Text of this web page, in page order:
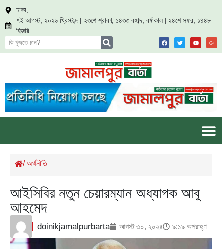
ঢাকা,
৭ই আগস্ট, ২০২৬ খ্রিস্টাব্দ | ২৩শে শ্রাবণ, ১৪৩৩ বঙ্গাব্দ, বর্ষাকাল | ২৪শে সফর, ১৪৪৮
হিজরি
/অর্থনীতি
আইসিবির নতুন চেয়ারম্যান অধ্যাপক আবু
আহমেদ
doinikjamalpurbarta আগস্ট ৩০, ২০২৪ ৯:১৯ অপরাহ্ণ